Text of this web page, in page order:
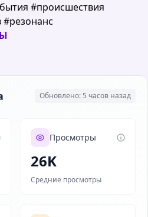
#происшествия
#резонанс
Обновлено: 5 часов назад
Просмотры
26K
Средние просмотры